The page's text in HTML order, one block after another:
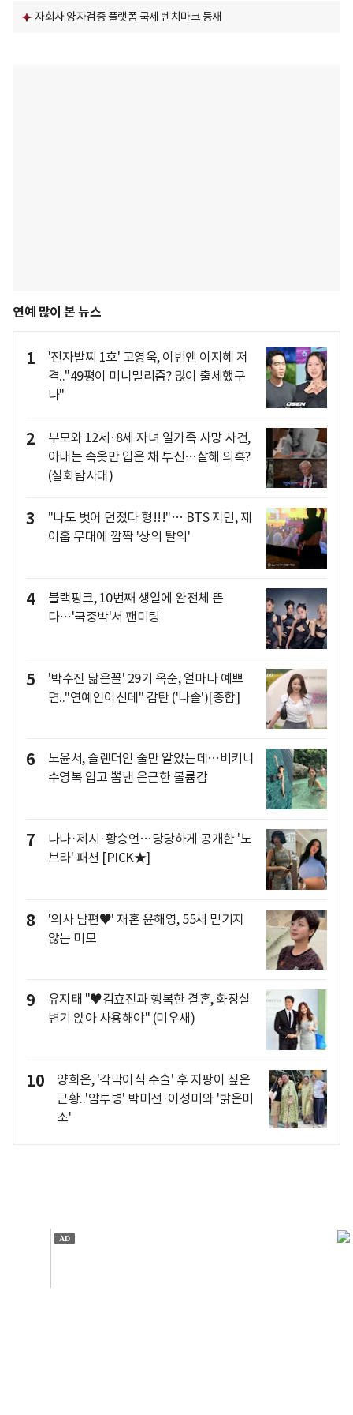
자회사 양자검증 플랫폼 국제 벤치마크 등재
연예 많이 본 뉴스
1
'전자발찌 1호' 고영욱, 이번엔 이지혜 저
격.."49평이 미니멀리즘? 많이 출세했구
나"
2
부모와 12세·8세 자녀 일가족 사망 사건,
아내는 속옷만 입은 채 투신…살해 의혹?
(실화탐사대)
3
"나도 벗어 던졌다 형!!!"… BTS 지민, 제
이홉 무대에 깜짝 '상의 탈의'
4
블랙핑크, 10번째 생일에 완전체 뜬
다…'국중박'서 팬미팅
5
'박수진 닮은꼴' 29기 옥순, 얼마나 예쁘
면.."연예인이신데" 감탄 ('나솔')[종합]
6
노윤서, 슬렌더인 줄만 알았는데…비키니
수영복 입고 뽐낸 은근한 볼륨감
7
나나·제시·황승언…당당하게 공개한 '노
브라' 패션 [PICK★]
8
'의사 남편♥' 재혼 윤해영, 55세 믿기지
않는 미모
9
유지태 "♥김효진과 행복한 결혼, 화장실
변기 앉아 사용해야" (미우새)
10
양희은, '각막이식 수술' 후 지팡이 짚은
근황..'암투병' 박미선·이성미와 '밝은미
소'